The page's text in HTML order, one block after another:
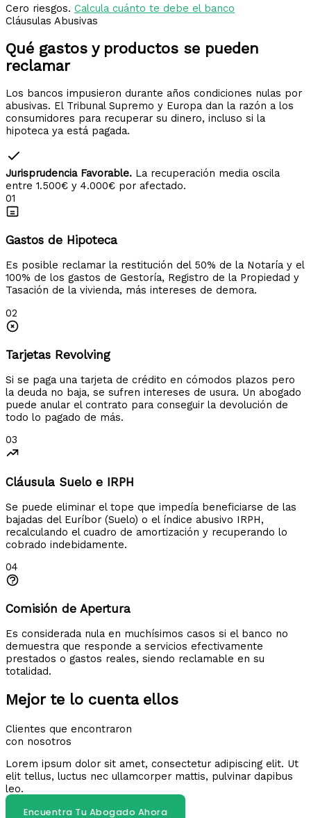
Cero riesgos. Calcula cuánto te debe el banco
Cláusulas Abusivas
Qué gastos y productos se pueden
reclamar
Los bancos impusieron durante años condiciones nulas por
abusivas. El Tribunal Supremo y Europa dan la razón a los
consumidores para recuperar su dinero, incluso si la
hipoteca ya está pagada.
Jurisprudencia Favorable. La recuperación media oscila
entre 1.500€ y 4.000€ por afectado.
01
Gastos de Hipoteca
Es posible reclamar la restitución del 50% de la Notaría y el
100% de los gastos de Gestoría, Registro de la Propiedad y
Tasación de la vivienda, más intereses de demora.
02
Tarjetas Revolving
Si se paga una tarjeta de crédito en cómodos plazos pero
la deuda no baja, se sufren intereses de usura. Un abogado
puede anular el contrato para conseguir la devolución de
todo lo pagado de más.
03
Cláusula Suelo e IRPH
Se puede eliminar el tope que impedía beneficiarse de las
bajadas del Euríbor (Suelo) o el índice abusivo IRPH,
recalculando el cuadro de amortización y recuperando lo
cobrado indebidamente.
04
Comisión de Apertura
Es considerada nula en muchísimos casos si el banco no
demuestra que responde a servicios efectivamente
prestados o gastos reales, siendo reclamable en su
totalidad.
Mejor te lo cuenta ellos
Clientes que encontraron
con nosotros
Lorem ipsum dolor sit amet, consectetur adipiscing elit. Ut
elit tellus, luctus nec ullamcorper mattis, pulvinar dapibus
leo.
Encuentra Tu Abogado Ahora